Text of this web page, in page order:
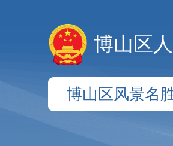
博山区
博山区风景名